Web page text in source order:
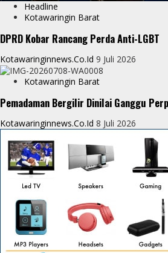
Headline
Kotawaringin Barat
DPRD Kobar Rancang Perda Anti-LGBT
Kotawaringinnews.co.id 9 Juli 2026
Kotawaringin Barat
Pemadaman Bergilir Dinilai Ganggu
Kotawaringinnews.co.id 8 Juli 2026